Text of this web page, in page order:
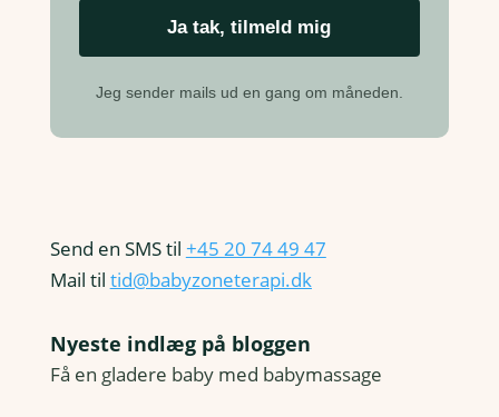
Jeg sender mails ud en gang om måneden.
Send en SMS til +45 20 74 49 47
Mail til tid@babyzoneterapi.dk
Nyeste indlæg på bloggen
Få en gladere baby med babymassage